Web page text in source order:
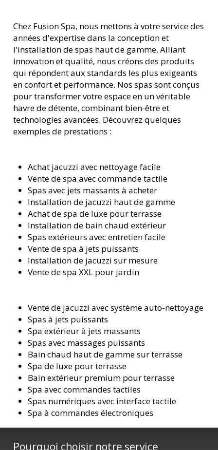
Chez Fusion Spa, nous mettons à votre service des
années d'expertise dans la conception et
l'installation de spas haut de gamme. Alliant
innovation et qualité, nous créons des produits
qui répondent aux standards les plus exigeants
en confort et performance. Nos spas sont conçus
pour transformer votre espace en un véritable
havre de détente, combinant bien-être et
technologies avancées. Découvrez quelques
exemples de prestations :
Achat jacuzzi avec nettoyage facile
Vente de spa avec commande tactile
Spas avec jets massants à acheter
Installation de jacuzzi haut de gamme
Achat de spa de luxe pour terrasse
Installation de bain chaud extérieur
Spas extérieurs avec entretien facile
Vente de spa à jets puissants
Installation de jacuzzi sur mesure
Vente de spa XXL pour jardin
Vente de jacuzzi avec système auto-nettoyage
Spas à jets puissants
Spa extérieur à jets massants
Spas avec massages puissants
Bain chaud haut de gamme sur terrasse
Spa de luxe pour terrasse
Bain extérieur premium pour terrasse
Spa avec commandes tactiles
Spas numériques avec interface tactile
Spa à commandes électroniques
Pourquoi choisir notre service